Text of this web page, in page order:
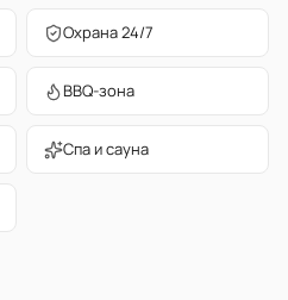
Охрана 24/7
BBQ-зона
Спа и сауна